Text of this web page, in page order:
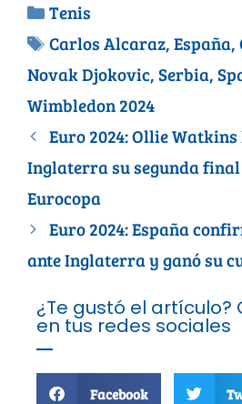
Tenis
Carlos Alcaraz,España,
Novak Djokovic, Serbia,
Wimbledon 2024
Euro 2024: Ollie
Inglaterra su segunda
Eurocopa
Euro 2024: España
ante Inglaterra y ganó su
¿Te gustó el
en tus redes sociales
Facebook